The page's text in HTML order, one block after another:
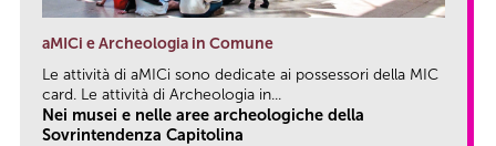
aMICi e Archeologia in Comune
Le attività di aMICi sono dedicate ai possessori della MIC
card. Le attività di Archeologia in...
Nei musei e nelle aree archeologiche della
Sovrintendenza Capitolina